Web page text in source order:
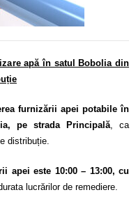
apă în satul Bobolia din
furnizării apei potabile în
pe strada Principală , ca
distribuție.
apei este 10:00 – 13:00, cu
lucrărilor de remediere.